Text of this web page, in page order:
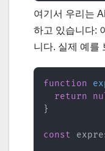
여기서 우리는
하고 있습니다:
니다. 실제 예를
function
return
}
const